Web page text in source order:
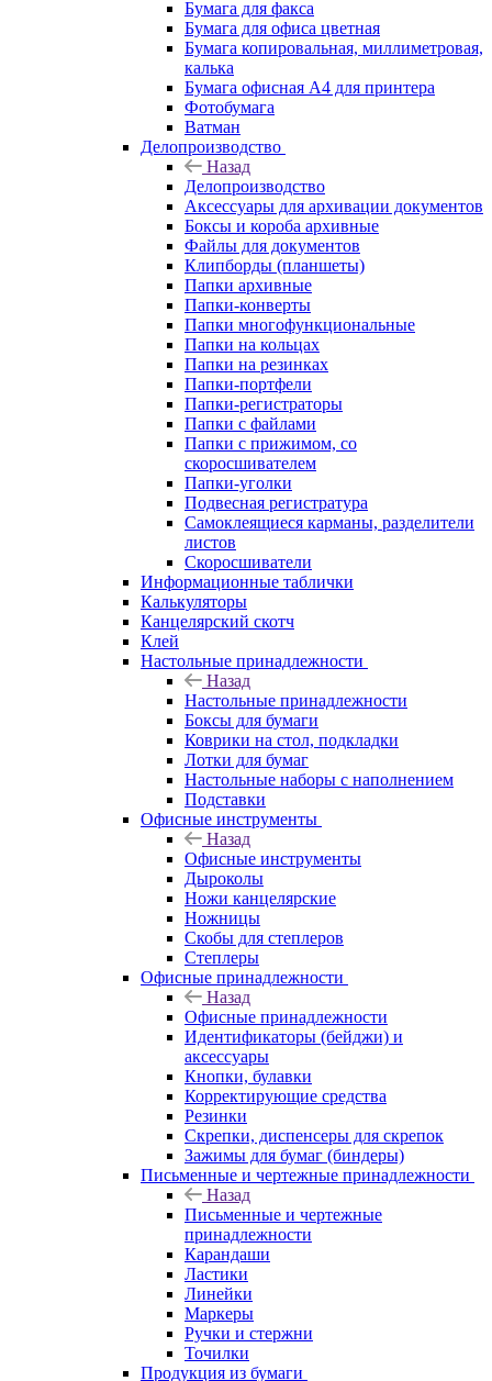
Бумага для факса
Бумага для офиса цветная
Бумага копировальная, миллиметровая,
калька
Бумага офисная А4 для принтера
Фотобумага
Ватман
Делопроизводство
Назад
Делопроизводство
Аксессуары для архивации документов
Боксы и короба архивные
Файлы для документов
Клипборды (планшеты)
Папки архивные
Папки-конверты
Папки многофункциональные
Папки на кольцах
Папки на резинках
Папки-портфели
Папки-регистраторы
Папки с файлами
Папки с прижимом, со
скоросшивателем
Папки-уголки
Подвесная регистратура
Самоклеящиеся карманы, разделители
листов
Скоросшиватели
Информационные таблички
Калькуляторы
Канцелярский скотч
Клей
Настольные принадлежности
Назад
Настольные принадлежности
Боксы для бумаги
Коврики на стол, подкладки
Лотки для бумаг
Настольные наборы с наполнением
Подставки
Офисные инструменты
Назад
Офисные инструменты
Дыроколы
Ножи канцелярские
Ножницы
Скобы для степлеров
Степлеры
Офисные принадлежности
Назад
Офисные принадлежности
Идентификаторы (бейджи) и
аксессуары
Кнопки, булавки
Корректирующие средства
Резинки
Скрепки, диспенсеры для скрепок
Зажимы для бумаг (биндеры)
Письменные и чертежные принадлежности
Назад
Письменные и чертежные
принадлежности
Карандаши
Ластики
Линейки
Маркеры
Ручки и стержни
Точилки
Продукция из бумаги